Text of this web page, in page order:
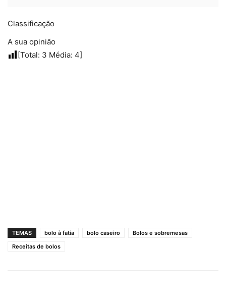
Classificação
A sua opinião
[Total: 3 Média: 4]
TEMAS bolo à fatia bolo caseiro
Bolos e sobremesas
Receitas de bolos